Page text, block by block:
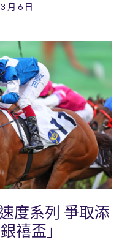
月 6 日
度系列 爭取添
禧盃」